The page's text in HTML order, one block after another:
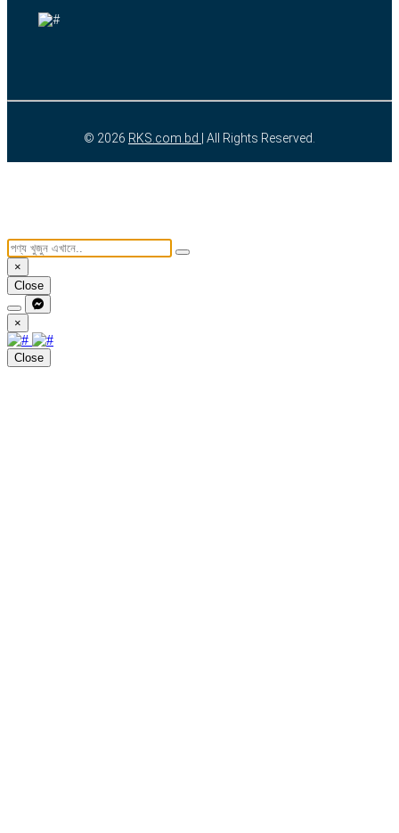
© 2026 RKS.com.bd | All Rights Reserved.
×
Close
×
Close